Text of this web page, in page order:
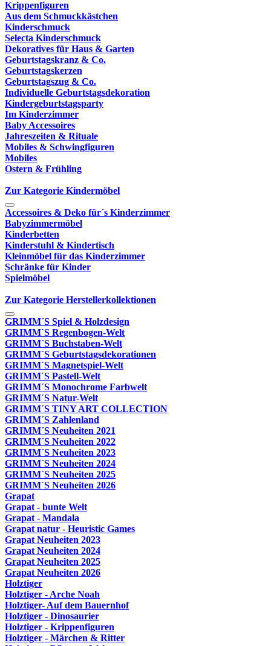
Krippenfiguren
Aus dem Schmuckkästchen
Kinderschmuck
Selecta Kinderschmuck
Dekoratives für Haus & Garten
Geburtstagskranz & Co.
Geburtstagskerzen
Geburtstagszug & Co.
Individuelle Geburtstagsdekoration
Kindergeburtstagsparty
Im Kinderzimmer
Baby Accessoires
Jahreszeiten & Rituale
Mobiles & Schwingfiguren
Mobiles
Ostern & Frühling
Zur Kategorie Kindermöbel
Accessoires & Deko für´s Kinderzimmer
Babyzimmermöbel
Kinderbetten
Kinderstuhl & Kindertisch
Kleinmöbel für das Kinderzimmer
Schränke für Kinder
Spielmöbel
Zur Kategorie Herstellerkollektionen
GRIMM´S Spiel & Holzdesign
GRIMM`S Regenbogen-Welt
GRIMM´S Buchstaben-Welt
GRIMM´S Geburtstagsdekorationen
GRIMM´S Magnetspiel-Welt
GRIMM´S Pastell-Welt
GRIMM´S Monochrome Farbwelt
GRIMM´S Natur-Welt
GRIMM´S TINY ART COLLECTION
GRIMM´S Zahlenland
GRIMM´S Neuheiten 2021
GRIMM´S Neuheiten 2022
GRIMM´S Neuheiten 2023
GRIMM´S Neuheiten 2024
GRIMM´S Neuheiten 2025
GRIMM´S Neuheiten 2026
Grapat
Grapat - bunte Welt
Grapat - Mandala
Grapat natur - Heuristic Games
Grapat Neuheiten 2023
Grapat Neuheiten 2024
Grapat Neuheiten 2025
Grapat Neuheiten 2026
Holztiger
Holztiger - Arche Noah
Holztiger- Auf dem Bauernhof
Holztiger - Dinosaurier
Holztiger - Krippenfiguren
Holztiger - Märchen & Ritter